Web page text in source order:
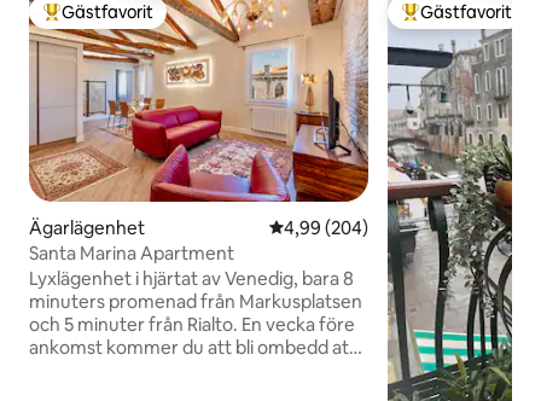
Populär gästfavorit
Gästfavorit
Ägarlägenhet 4,99 av 5 i genomsnittligt
4,99 (204)
Santa Marina Apartment
Lyxlägenhet i hjärtat av Venedig, bara 8
minuters promenad från Markusplatsen
och 5 minuter från Rialto. En vecka före
ankomst kommer du att bli ombedd att
Populär
Gästfavorit